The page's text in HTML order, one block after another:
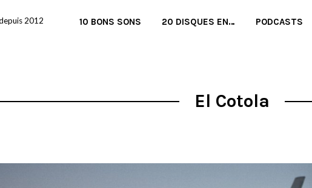
2012 10 BONS SONS 20 DISQUES EN… PODCASTS
El Cotola